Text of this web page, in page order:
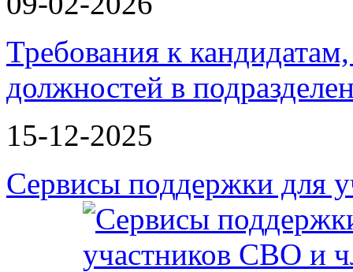
Требования к
должностей в
15-12-2025
Сервисы поддержки для